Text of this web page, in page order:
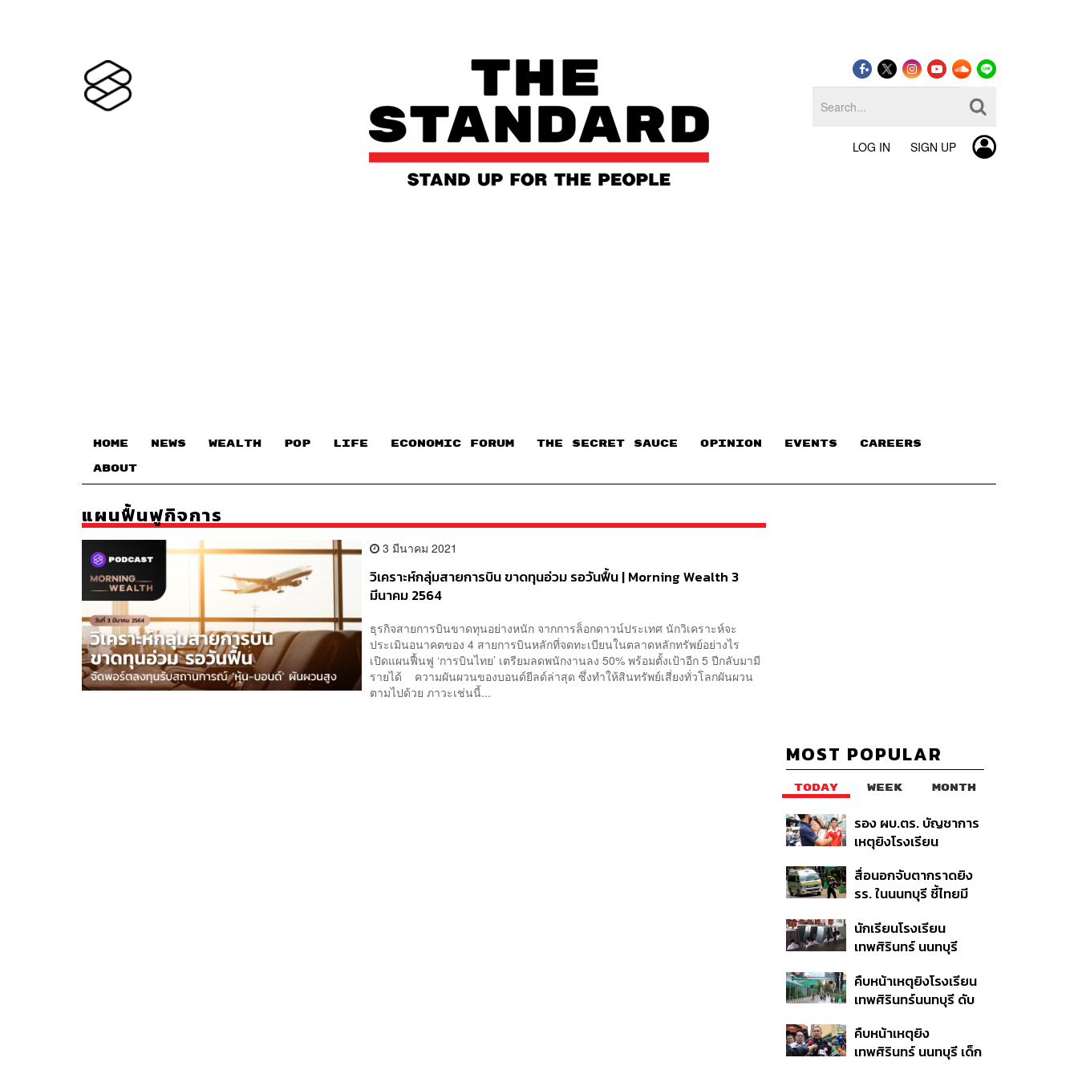
LOG IN SIGN UP
HOME NEWS WEALTH POP LIFE ECONOMIC FORUM THE SECRET SAUCE​ OPINION EVENTS CAREERS
ABOUT
แผนฟื้นฟูกิจการ
3 มีนาคม 2021
วิเคราะห์กลุ่มสายการบิน ขาดทุนอ่วม รอวันฟื้น | Morning Wealth 3
มีนาคม 2564
ธุรกิจสายการบินขาดทุนอย่างหนัก จากการล็อกดาวน์ประเทศ นักวิเคราะห์จะ
ประเมินอนาคตของ 4 สายการบินหลักที่จดทะเบียนในตลาดหลักทรัพย์อย่างไร
เปิดแผนฟื้นฟู ‘การบินไทย’ เตรียมลดพนักงานลง 50% พร้อมตั้งเป้าอีก 5 ปีกลับมามี
รายได้ ความผันผวนของบอนด์ยีลด์ล่าสุด ซึ่งทำให้สินทรัพย์เสี่ยงทั่วโลกผันผวน
ตามไปด้วย ภาวะเช่นนี้...
MOST POPULAR
TODAY WEEK MONTH
รอง ผบ.ตร. บัญชาการ
เหตุยิงโรงเรียน
ค้นหา 2 รอบยืนยันไร้คน
ติดค้าง พบศพปู่-ย่าที่
สื่อนอกจับตากราดยิง
รร. ในนนทบุรี ชี้ไทยมี
ในระดับต้นของภูมิภาค
นักเรียนโรงเรียน
เทพศิรินทร์ นนทบุรี
ปลอดภัยชั่วคราว หลัง
เหตุใช้อาวุธปืนภายใน
คืบหน้าเหตุยิงโรงเรียน
เทพศิรินทร์นนทบุรี ดับ
สอบปมขโมยปืนปู่ก่อ
เหตุ
คืบหน้าเหตุยิง
เทพศิรินทร์ นนทบุรี เด็ก